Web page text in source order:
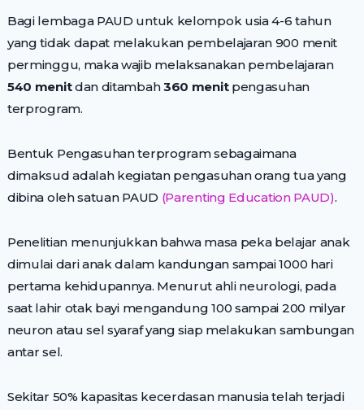
Bagi lembaga PAUD untuk kelompok usia 4-6 tahun
yang tidak dapat melakukan pembelajaran 900 menit
perminggu, maka wajib melaksanakan pembelajaran
540 menitdan ditambah360 menit pengasuhan
terprogram.
Bentuk Pengasuhan terprogram sebagaimana
dimaksud adalah kegiatan pengasuhan orang tua yang
dibina oleh satuan PAUD (Parenting Education PAUD).
Penelitian menunjukkan bahwa masa peka belajar anak
dimulai dari anak dalam kandungan sampai 1000 hari
pertama kehidupannya. Menurut ahli neurologi, pada
saat lahir otak bayi mengandung 100 sampai 200 milyar
neuron atau sel syaraf yang siap melakukan sambungan
antar sel.
Sekitar 50% kapasitas kecerdasan manusia telah terjadi